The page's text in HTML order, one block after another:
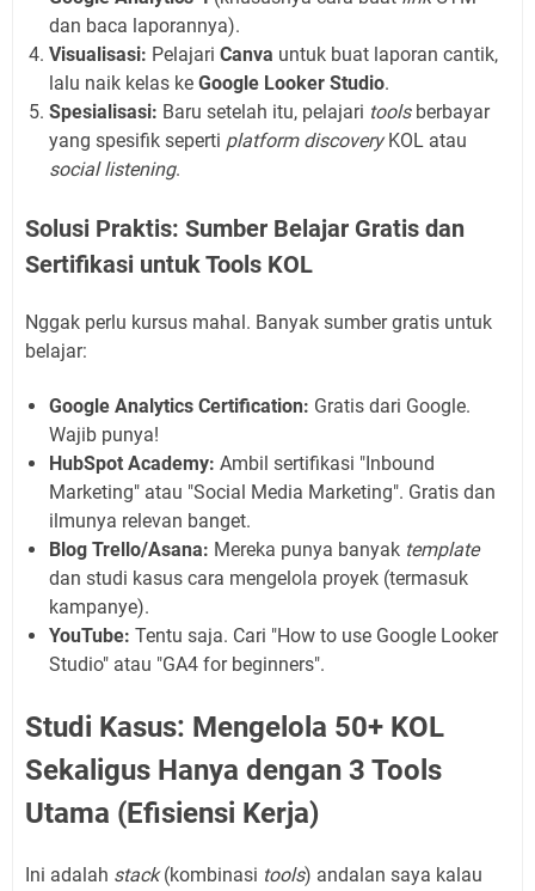
dan baca laporannya).
Visualisasi: Pelajari Canva untuk buat laporan cantik,
lalu naik kelas ke Google Looker Studio.
Spesialisasi: Baru setelah itu, pelajari toolsberbayar
yang spesifik seperti platform discoveryKOL atau
social listening.
Solusi Praktis: Sumber Belajar Gratis dan
Sertifikasi untuk Tools KOL
Nggak perlu kursus mahal. Banyak sumber gratis untuk
belajar:
Google Analytics Certification: Gratis dari Google.
Wajib punya!
HubSpot Academy: Ambil sertifikasi "Inbound
Marketing" atau "Social Media Marketing". Gratis dan
ilmunya relevan banget.
Blog Trello/Asana: Mereka punya banyak template
dan studi kasus cara mengelola proyek (termasuk
kampanye).
YouTube: Tentu saja. Cari "How to use Google Looker
Studio" atau "GA4 for beginners".
Studi Kasus: Mengelola 50+ KOL
Sekaligus Hanya dengan 3 Tools
Utama (Efisiensi Kerja)
Ini adalah stack(kombinasi tools) andalan saya kalau